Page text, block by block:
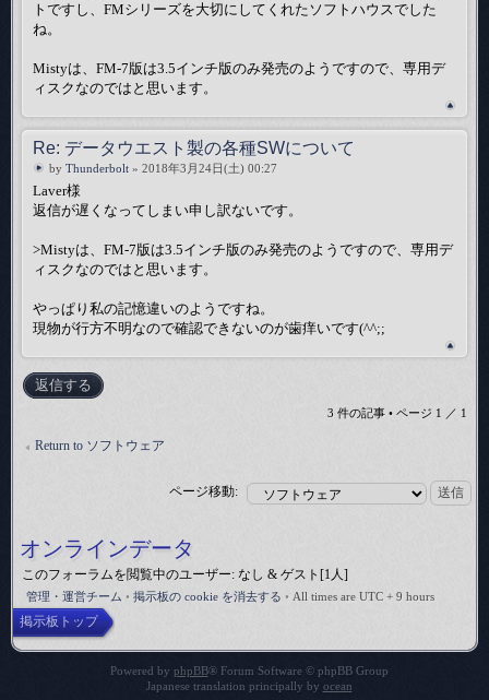
トですし、FMシリーズを大切にしてくれたソフトハウスでした
ね。
Mistyは、FM-7版は3.5インチ版のみ発売のようですので、専用デ
ィスクなのではと思います。
Re: データウエスト製の各種SWについて
by Thunderbolt » 2018年3月24日(土) 00:27
Laver様
返信が遅くなってしまい申し訳ないです。
>Mistyは、FM-7版は3.5インチ版のみ発売のようですので、専用デ
ィスクなのではと思います。
やっぱり私の記憶違いのようですね。
現物が行方不明なので確認できないのが歯痒いです(^^;;
返信する
3 件の記事 • ページ 1 ／ 1
Return to ソフトウェア
ページ移動:
オンラインデータ
このフォーラムを閲覧中のユーザー: なし & ゲスト[1人]
管理・運営チーム • 掲示板の cookie を消去する • All times are UTC + 9 hours
掲示板トップ
Powered by phpBB® Forum Software © phpBB Group
Japanese translation principally by ocean